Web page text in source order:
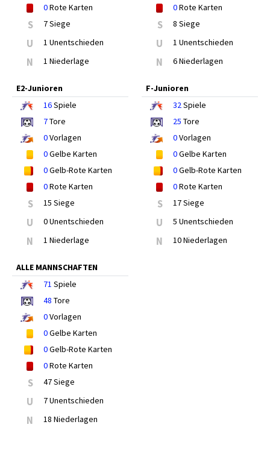
0Rote Karten
S 7 Siege
U 1 Unentschieden
N 1 Niederlage
0Rote Karten
S 8 Siege
U 1 Unentschieden
N 6 Niederlagen
E2-Junioren
16Spiele
7Tore
0Vorlagen
0Gelbe Karten
0Gelb-Rote Karten
0Rote Karten
S 15 Siege
U 0 Unentschieden
N 1 Niederlage
F-Junioren
32Spiele
25 Tore
0Vorlagen
0Gelbe Karten
0Gelb-Rote Karten
0Rote Karten
S 17 Siege
U 5 Unentschieden
N 10 Niederlagen
ALLE MANNSCHAFTEN
71 Spiele
48 Tore
0Vorlagen
0Gelbe Karten
0Gelb-Rote Karten
0Rote Karten
S 47 Siege
U 7 Unentschieden
N 18 Niederlagen